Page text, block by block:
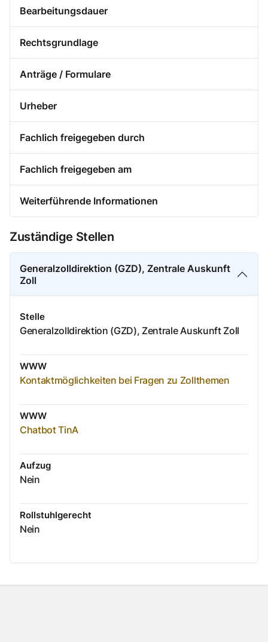
Bearbeitungsdauer
Rechtsgrundlage
Anträge / Formulare
Urheber
Fachlich freigegeben durch
Fachlich freigegeben am
Weiterführende Informationen
Zuständige Stellen
Generalzolldirektion (GZD), Zentrale Auskunft
Zoll
Stelle
Generalzolldirektion (GZD), Zentrale Auskunft Zoll
WWW
Kontaktmöglichkeiten bei Fragen zu Zollthemen
WWW
Chatbot TinA
Aufzug
Nein
Rollstuhlgerecht
Nein